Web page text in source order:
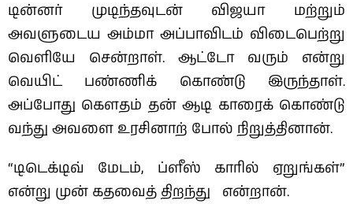
டின்னர் முடிந்தவுடன் விஜயா மற்றும்
அவளுடைய அம்மா அப்பாவிடம் விடைபெற்று
வெளியே சென்றாள். ஆட்டோ வரும் என்று
வெயிட் பண்ணிக் கொண்டு இருந்தாள்.
அப்போது கௌதம் தன் ஆடி காரைக் கொண்டு
வந்து அவளை உரசினாற் போல் நிறுத்தினான்.
“டிடெக்டிவ் மேடம், ப்ளீஸ் காரில் ஏறுங்கள்”
என்று முன் கதவைத் திறந்து என்றான்.